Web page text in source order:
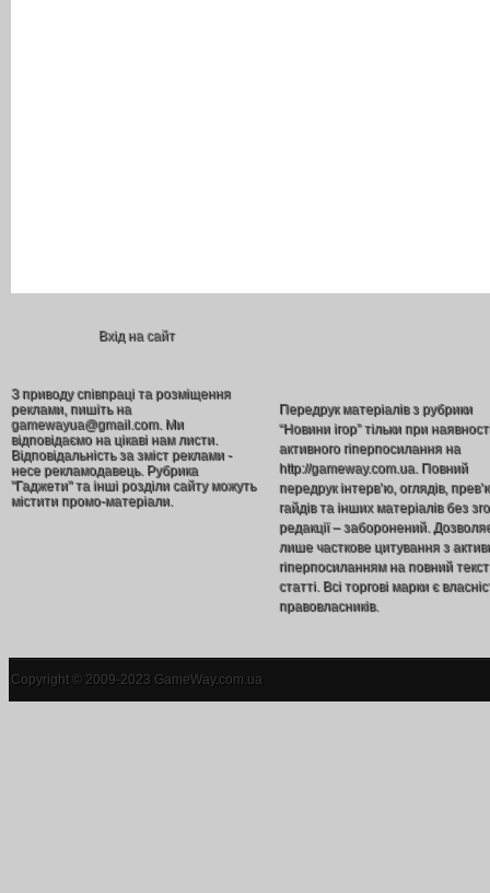
Вхід на сайт
З приводу співпраці та розміщення
реклами, пишіть на
gamewayua@gmail.com. Ми
відповідаємо на цікаві нам листи.
Відповідальність за зміст реклами -
несе рекламодавець. Рубрика
"Гаджети" та інші розділи сайту можуть
містити промо-матеріали.
Передрук матеріалів з рубрики
“Новини ігор” тільки при
активного гіперпосилання на
http://gameway.com.ua. Повний
передрук інтерв’ю, оглядів,
гайдів та інших матеріалів без
редакції – заборонений.
лише часткове цитування з
гіперпосиланням на повний текст
статті. Всі торгові марки є
правовласників.
Copyright © 2009-2023 GameWay.com.ua